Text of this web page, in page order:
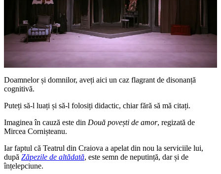
Doamnelor și domnilor, aveți aici un caz flagrant de disonanță
cognitivă.
Puteți să-l luați și să-l folosiți didactic, chiar fără să mă citați.
Imaginea în cauză este din Două povești de amor, regizată de
Mircea Cornișteanu.
Iar faptul că Teatrul din Craiova a apelat din nou la serviciile lui,
după Zăpezile de altădată, este semn de neputință, dar și de
înțelepciune.